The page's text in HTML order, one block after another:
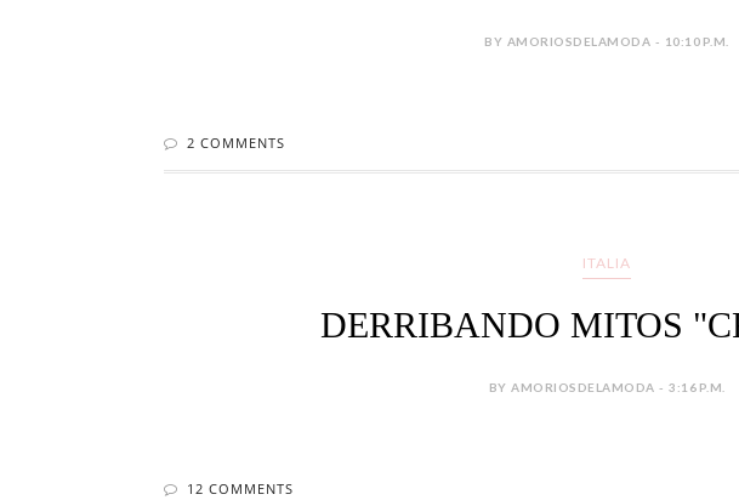
BY AMORIOSDELAMODA - 10:10 P.M.
2 COMMENTS
ITALIA
DERRIBANDO MITOS
BY AMORIOSDELAMODA - 3:16 P.M.
12 COMMENTS